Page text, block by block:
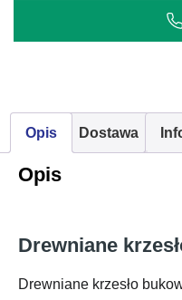
Opis Dostawa
Opis
Drewniane
Drewniane krzesło